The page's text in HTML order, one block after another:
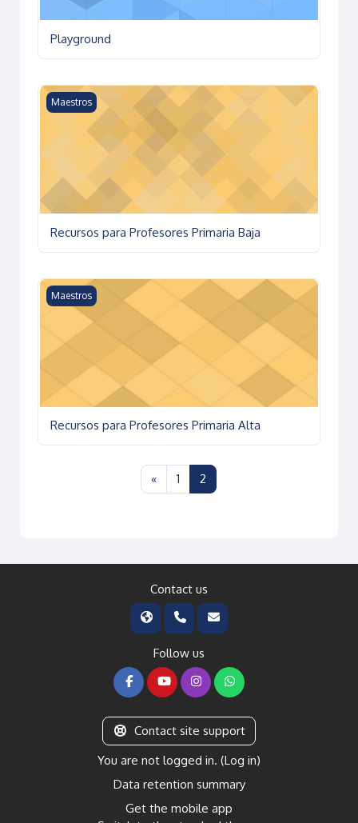
Playground
Recursos para Profesores Primaria Baja
Maestros
Recursos para Profesores Primaria Baja
Recursos para Profesores Primaria Alta
Maestros
Recursos para Profesores Primaria Alta
«Previous page
1Page 1
2Page 2
Contact us
Follow us
Contact site support
You are not logged in. (Log in)
Data retention summary
Get the mobile app